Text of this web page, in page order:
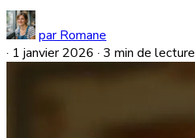
par Romane
· 1 janvier 2026 · 3 min de lecture